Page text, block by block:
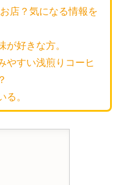
店？気になる情報を
が好きな方。
やすい浅煎りコーヒ
る。